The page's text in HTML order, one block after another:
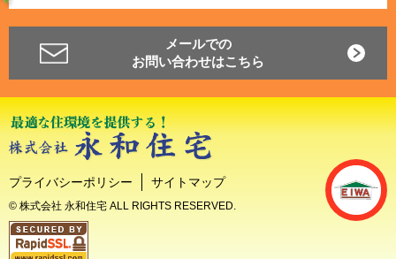
メールでの
お問い合わせはこちら
プライバシーポリシー サイトマップ
© 株式会社 永和住宅 ALL RIGHTS RESERVED.